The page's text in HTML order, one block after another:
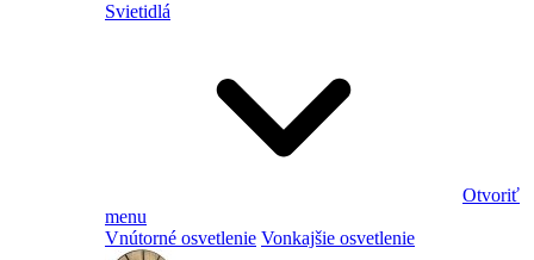
Svietidlá
Otvoriť
menu
Vnútorné osvetlenie Vonkajšie osvetlenie